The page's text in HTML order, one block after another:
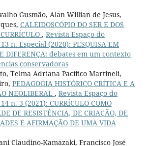
Gusmão, Alan Willian de Jesus,
CALEIDOSCÓPIO DO SER E DOS
, Revista Espaço do
n. Especial (2020): PESQUISA EM
DIFERENÇA: debates em um contexto
conservadoras
Telma Adriana Pacífico Martineli,
PEDAGOGIA HISTÓRICO CRÍTICA E A
NEOLIBERAL , Revista Espaço do
n. 3 (2021): CURRÍCULO COMO
DE RESISTÊNCIA, DE CRIAÇÃO, DE
E AFIRMAÇÃO DE UMA VIDA
Claudino-Kamazaki, Francisco José